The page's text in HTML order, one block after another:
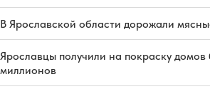
В Ярославской области дорожали
Ярославцы получили на покраску домов
миллионов